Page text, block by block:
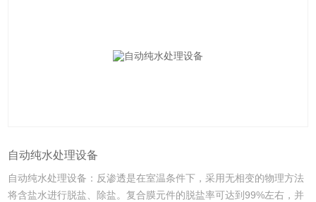
自动纯水处理设备
自动纯水处理设备：反渗透是在室温条件下，采用无相变的物理方法
将含盐水进行脱盐、除盐。复合膜元件的脱盐率可达到99%左右，并